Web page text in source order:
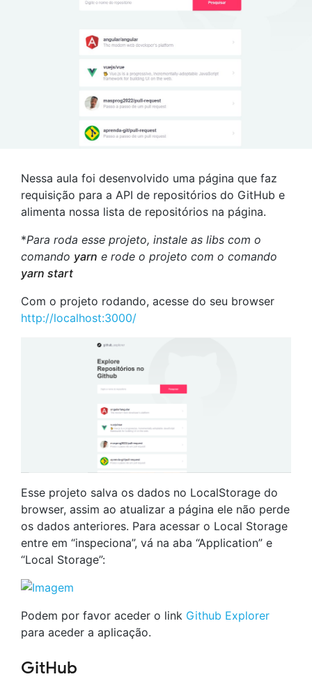
Nessa aula foi desenvolvido uma página que faz
requisição para a API de repositórios do GitHub e
alimenta nossa lista de repositórios na página.
*Para roda esse projeto, instale as libs com o
comando yarn e rode o projeto com o comando
yarn start
Com o projeto rodando, acesse do seu browser
http://localhost:3000/
Esse projeto salva os dados no LocalStorage do
browser, assim ao atualizar a página ele não perde
os dados anteriores. Para acessar o Local Storage
entre em “inspeciona”, vá na aba “Application” e
“Local Storage”:
Podem por favor aceder o link Github Explorer
para aceder a aplicação.
GitHub